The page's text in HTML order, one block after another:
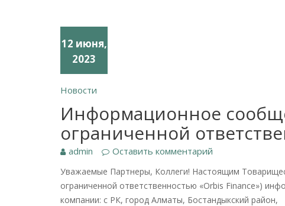
12 июня,
2023
Новости
Информационное
ограниченной
admin Оставить комментарий
Уважаемые Партнеры, Коллеги! Настоящим
ограниченной ответственностью «Orbis Finance»)
компании: с РК, город Алматы, Бостандыкский район,